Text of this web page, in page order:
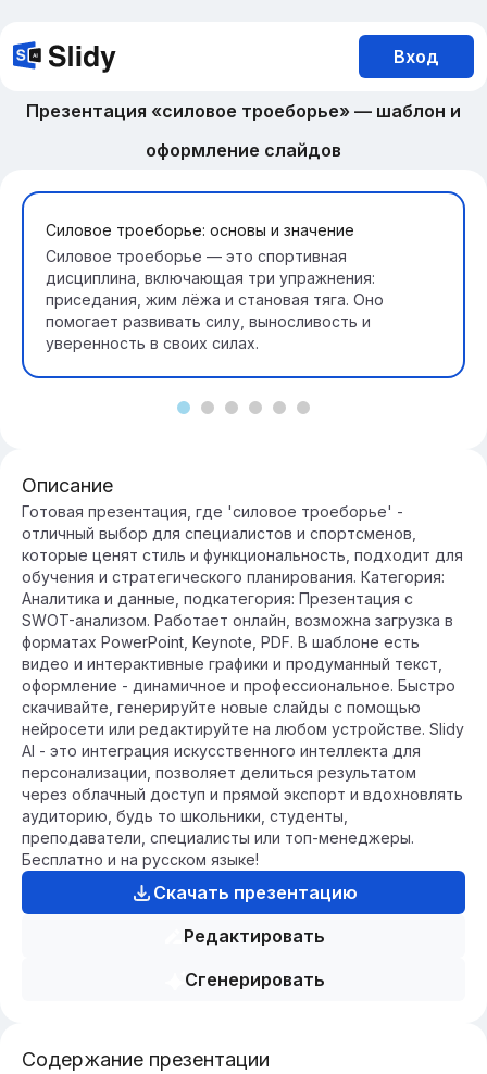
Вход
Презентация «силовое троеборье» — шаблон и
оформление слайдов
Силовое троеборье: основы и значение
Силовое троеборье — это спортивная
дисциплина, включающая три упражнения:
приседания, жим лёжа и становая тяга. Оно
помогает развивать силу, выносливость и
уверенность в своих силах.
Описание
Готовая презентация, где 'силовое троеборье' -
отличный выбор для специалистов и спортсменов,
которые ценят стиль и функциональность, подходит для
обучения и стратегического планирования. Категория:
Аналитика и данные, подкатегория: Презентация с
SWOT-анализом. Работает онлайн, возможна загрузка в
форматах PowerPoint, Keynote, PDF. В шаблоне есть
видео и интерактивные графики и продуманный текст,
оформление - динамичное и профессиональное. Быстро
скачивайте, генерируйте новые слайды с помощью
нейросети или редактируйте на любом устройстве. Slidy
AI - это интеграция искусственного интеллекта для
персонализации, позволяет делиться результатом
через облачный доступ и прямой экспорт и вдохновлять
аудиторию, будь то школьники, студенты,
преподаватели, специалисты или топ-менеджеры.
Бесплатно и на русском языке!
Скачать презентацию
Редактировать
Сгенерировать
Содержание презентации